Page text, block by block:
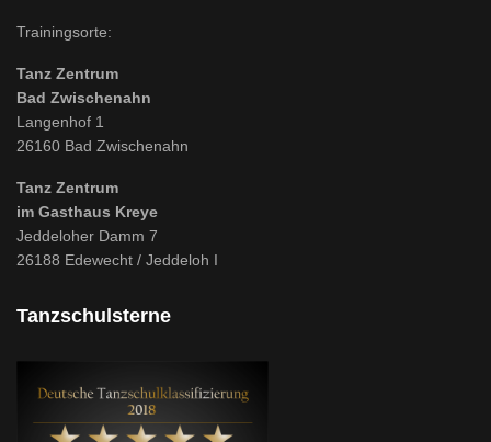
Trainingsorte:
Tanz Zentrum
Bad Zwischenahn
Langenhof 1
26160 Bad Zwischenahn
Tanz Zentrum
im Gasthaus Kreye
Jeddeloher Damm 7
26188 Edewecht / Jeddeloh I
Tanzschulsterne